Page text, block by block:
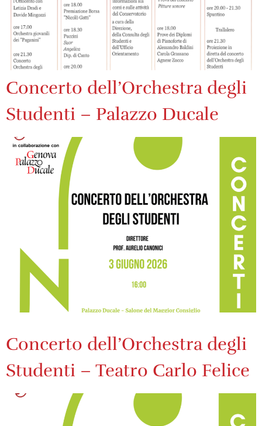
Concerto dell’Orchestra degli
Studenti – Palazzo Ducale
Concerto dell’Orchestra degli
Studenti – Teatro Carlo Felice